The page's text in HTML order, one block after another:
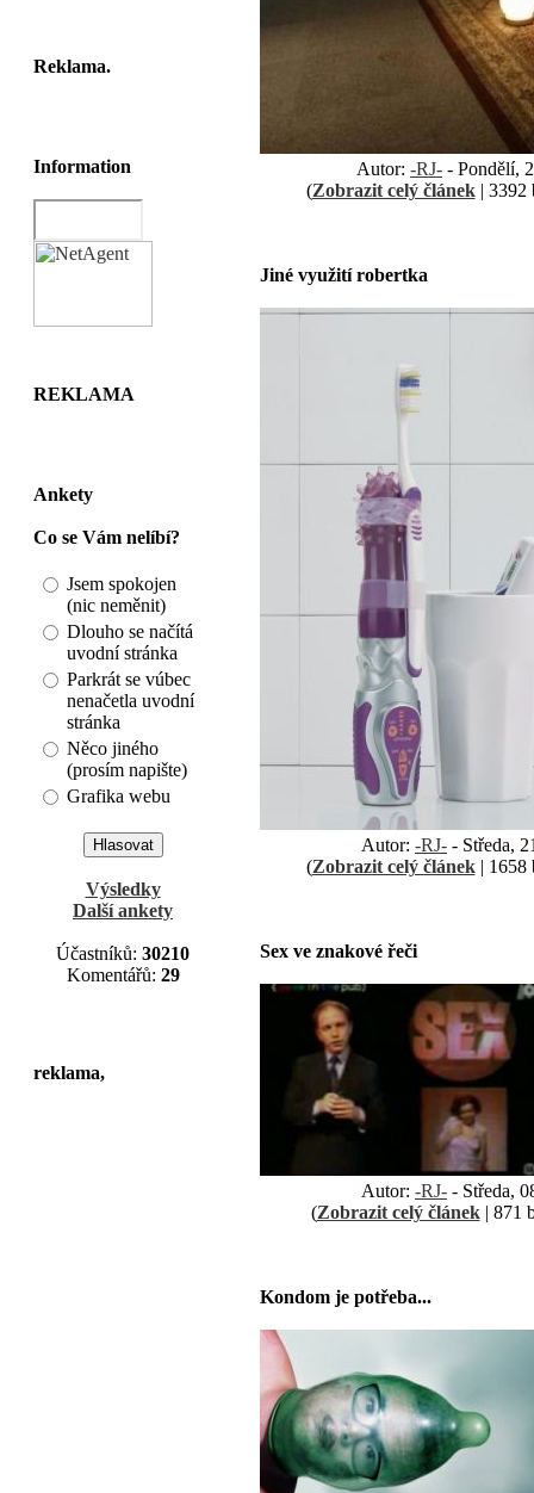
Reklama.
Information
REKLAMA
Ankety
Co se Vám nelíbí?
Jsem spokojen
(nic neměnit)
Dlouho se načítá
uvodní stránka
Parkrát se vúbec
nenačetla uvodní
stránka
Něco jiného
(prosím napište)
Grafika webu
Výsledky
Další ankety
Účastníků: 30210
Komentářů: 29
reklama,
Autor: -RJ- - Pondělí,
(Zobrazit celý článek| 3392
Jiné využití robertka
Autor: -RJ- - Středa,
(Zobrazit celý článek| 1658
Sex ve znakové řeči
Autor: -RJ- - Středa,
(Zobrazit celý článek| 871
Kondom je potřeba...